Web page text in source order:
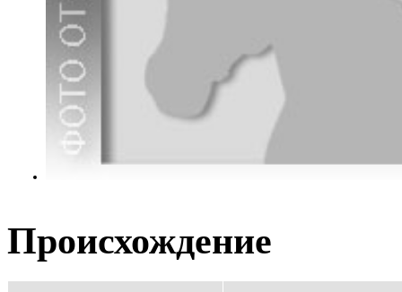
Происхождение